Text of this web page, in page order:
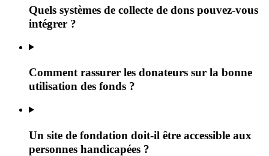
Quels systèmes de collecte de dons pouvez-vous
intégrer ?
Comment rassurer les donateurs sur la bonne
utilisation des fonds ?
Un site de fondation doit-il être accessible aux
personnes handicapées ?